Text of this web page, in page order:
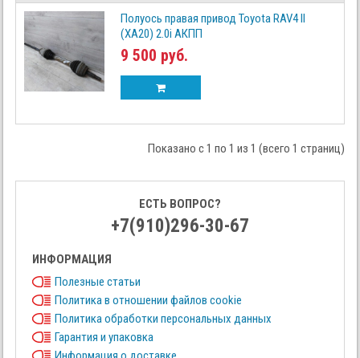
Полуось правая привод Toyota RAV4 II
(XA20) 2.0i АКПП
9 500 руб.
Показано с 1 по 1 из 1 (всего 1 страниц)
ЕСТЬ ВОПРОС?
+7(910)296-30-67
ИНФОРМАЦИЯ
Полезные статьи
Политика в отношении файлов cookie
Политика обработки персональных данных
Гарантия и упаковка